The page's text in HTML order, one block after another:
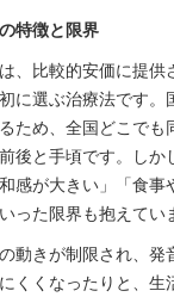
特徴と限界
、比較的安価に提供
に選ぶ治療法です。
ため、全国どこでも
後と手頃です。しか
感が大きい」「食事
った限界も抱えてい
動きが制限され、発
くくなったりと、生